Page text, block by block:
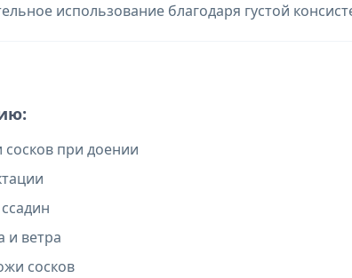
использование благодаря густой
при доении
и ветра
сосков